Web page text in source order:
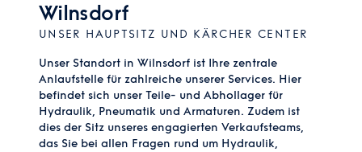
Wilnsdorf
UNSER HAUPTSITZ UND KÄRCHER CENTER
Unser Standort in Wilnsdorf ist Ihre zentrale
Anlaufstelle für zahlreiche unserer Services. Hier
befindet sich unser Teile- und Abhollager für
Hydraulik, Pneumatik und Armaturen. Zudem ist
dies der Sitz unseres engagierten Verkaufsteams,
das Sie bei allen Fragen rund um Hydraulik,